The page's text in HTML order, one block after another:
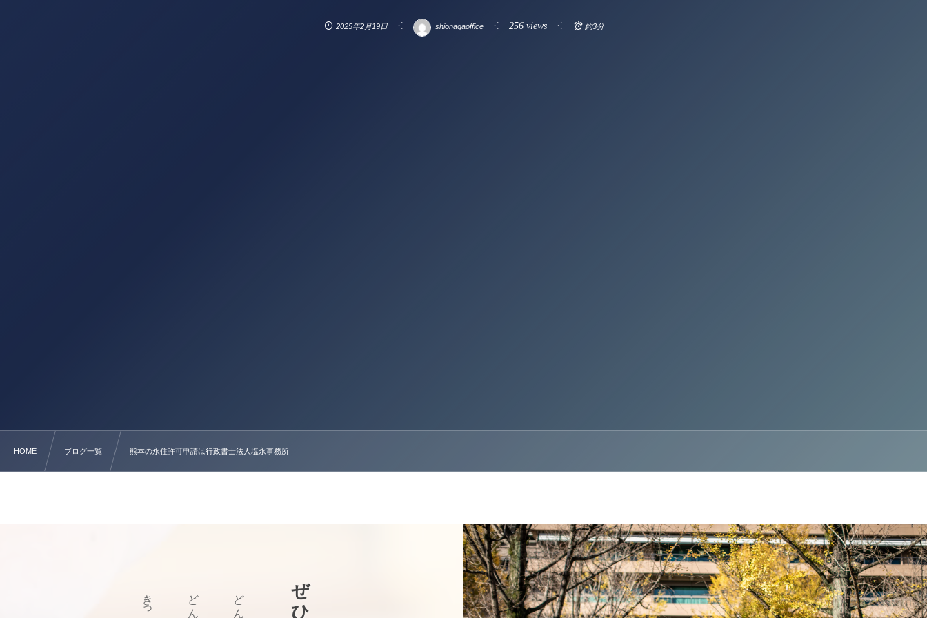
2025年2月19日 shionagaoffice 256 views 約3分
HOME ブログ一覧 熊本の永住許可申請は行政書士法人塩永事務所